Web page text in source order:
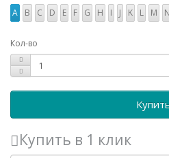
A
B C D E F G H I J K L M N
Кол-во
Купить в 1 клик